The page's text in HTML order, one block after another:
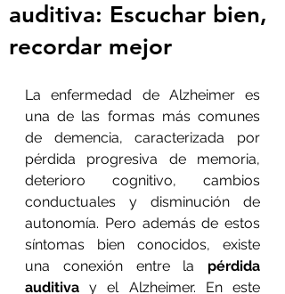
auditiva: Escuchar bien,
recordar mejor
La enfermedad de Alzheimer es
una de las formas más comunes
de demencia, caracterizada por
pérdida progresiva de memoria,
deterioro cognitivo, cambios
conductuales y disminución de
autonomía. Pero además de estos
síntomas bien conocidos, existe
una conexión entre la pérdida
auditiva y el Alzheimer. En este